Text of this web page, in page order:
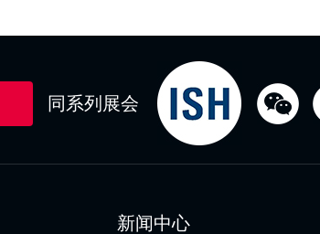
同系列展会
新闻中心